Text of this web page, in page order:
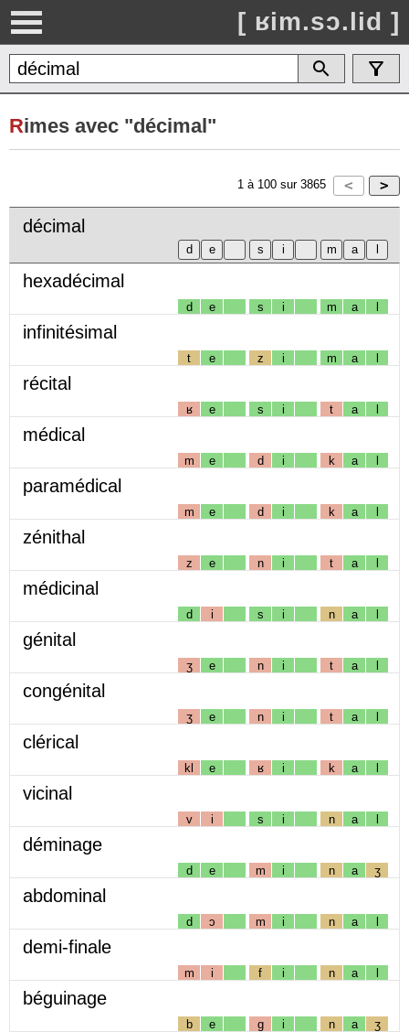
[ ʁim.sɔ.lid ]
Rimes avec "décimal"
1 à 100 sur 3865
décimal
hexadécimal
d e s i m a l
infinitésimal
t e z i m a l
récital
ʁ e s i t a l
médical
m e d i k a l
paramédical
m e d i k a l
zénithal
z e n i t a l
médicinal
d i s i n a l
génital
ʒ e n i t a l
congénital
ʒ e n i t a l
clérical
kl e ʁ i k a l
vicinal
v i s i n a l
déminage
d e m i n a ʒ
abdominal
d ɔ m i n a l
demi-finale
m i f i n a l
béguinage
b e g i n a ʒ